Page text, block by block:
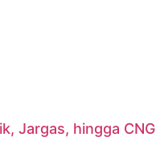
Jargas, hingga